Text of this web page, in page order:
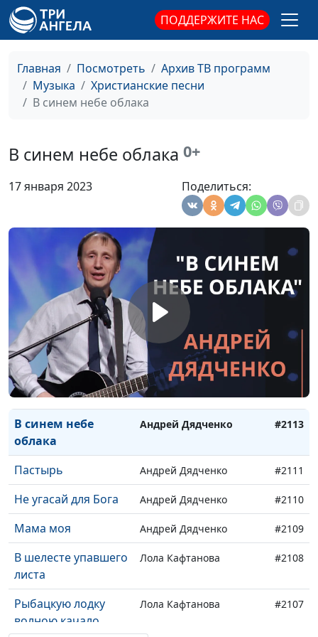
ПОДДЕРЖИТЕ НАС
Главная Посмотреть
Архив ТВ программ
Музыка
Христианские песни
В синем небе облака
В синем небе облака 0+
17 января 2023 Поделиться:
Я иду к Источнику Радмила Спивак #2126
Я с Тобой поделюсь Радмила Спивак
Бог всегда со мной Андрей Дядченко
Андрей Дядченко #2120
Любовь от Бога Андрей Дядченко #2119
Он оставил ради
всех
Андрей Дядченко #2118
Не распинай Андрей Дядченко
Спасибо, друзья Андрей Дядченко #2116
Небесный друг Андрей Дядченко #2115
Пролей Свой Свет Андрей Дядченко #2114
В синем небе
облака
Андрей Дядченко #2113
Пастырь Андрей Дядченко #2111
Не угасай для Бога Андрей Дядченко #2110
Мама моя Андрей Дядченко #2109
В шелесте упавшего
листа
Лола Кафтанова #2108
Рыбацкую лодку
волною качало
Лола Кафтанова #2107